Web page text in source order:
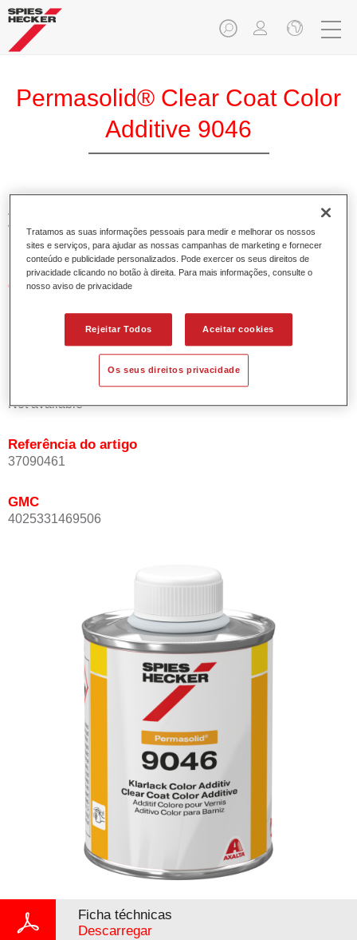
Permasolid® Clear Coat Color
Additive 9046
Aditivos para coloração de vernizes. Fornece tonalidades
vivas e brilhantes às cores quando usa os vernizes
Permasolid HS.
Características do produto
Disponível em diferentes cores.
Product Variant
Not available
Referência do artigo
37090461
GMC
4025331469506
Ficha téchnicas
Descarregar
Tratamos as suas informações pessoais para medir e melhorar os nossos
sites e serviços, para ajudar as nossas campanhas de marketing e fornecer
conteúdo e publicidade personalizados. Pode exercer os seus direitos de
privacidade clicando no botão à direita. Para mais informações, consulte o
nosso aviso de privacidade
Rejeitar Todos Aceitar cookies
Os seus direitos privacidade